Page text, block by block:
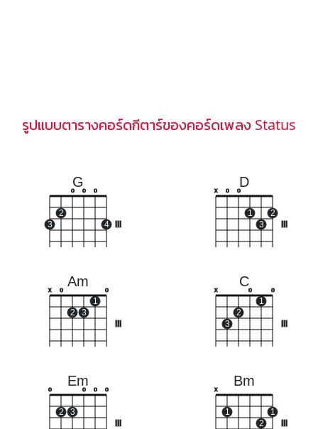
รูปแบบตารางคอร์ดกีตาร์ของคอร์ดเพลง Status
G
3
2
o o o
4
D
x o o
1
3
2
Am
x o
2 3
1
o
C
x
3
2
o
1
o
Em
o
2 3
o o o
Bm
x
1
2
1